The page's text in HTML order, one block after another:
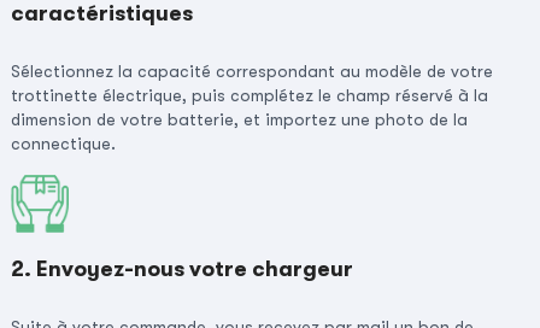
caractéristiques
Sélectionnez la capacité correspondant au modèle de votre
trottinette électrique, puis complétez le champ réservé à la
dimension de votre batterie, et importez une photo de la
connectique.
2. Envoyez-nous votre chargeur